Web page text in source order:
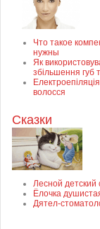
Что такое
нужны
Як
збільшення губ
волосся
Сказки
Лесной детский
Ёлочка
Дятел-